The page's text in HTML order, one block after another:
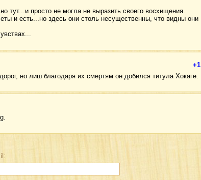
тут...и просто не могла не выразить своего восхищения.
и есть...но здесь они столь несущественны, что видны они
+1
но лиш благодаря их смертям он добился титула Хокаге.